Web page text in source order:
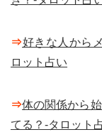
⇒好きな人から
ロット占い
⇒体の関係から
てる？-タロット